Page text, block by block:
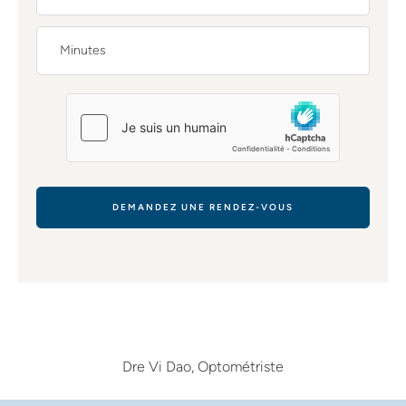
DEMANDEZ UNE RENDEZ-VOUS
Dre Vi Dao, Optométriste